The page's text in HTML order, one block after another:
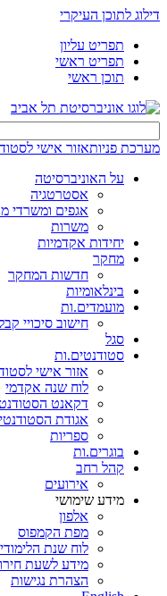
דילוג לתוכן העיקרי
תפריט עליון
תפריט ראשי
תוכן ראשי
מערכת פניותאזור אישי
על האוניברסיטה
אסטרטגיה
אגפים ומשרדי
משרות
יחידות אקדמיות
מחקר
חדשות המחקר
בינלאומיות
מועמדים.ות
חישוב סיכויי
סגל
סטודנטים.ות
אזור אישי
לוח שנה אקדמי
דקאנט
אגודת
ספריות
בוגרים.ות
קהל רחב
אירועים
מידע שימושי
אלפון
מפת הקמפוס
לוח שנת
מידע לשעת
הצהרת נגישות